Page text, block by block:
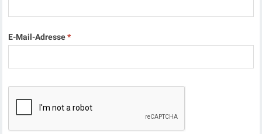
E-Mail-Adresse*